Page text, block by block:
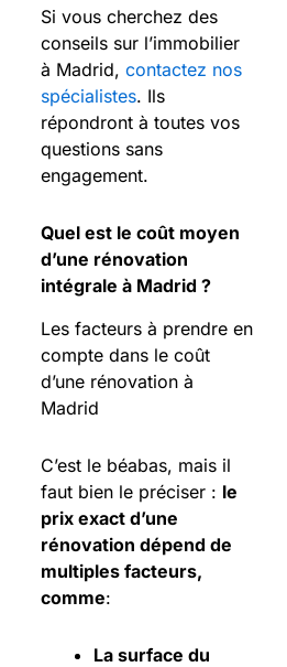
Si vous cherchez des
conseils sur l’immobilier
à Madrid, contactez nos
spécialistes. Ils
répondront à toutes vos
questions sans
engagement.
Quel est le coût moyen
d’une rénovation
intégrale à Madrid ?
Les facteurs à prendre en
compte dans le coût
d’une rénovation à
Madrid
C’est le béabas, mais il
faut bien le préciser : le
prix exact d’une
rénovation dépend de
multiples facteurs,
comme:
La surface du